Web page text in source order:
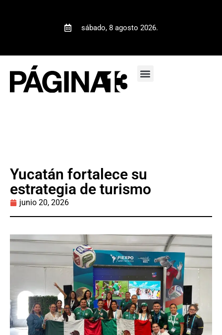
sábado, 8 agosto 2026.
Yucatán fortalece su
estrategia de turismo
junio 20, 2026